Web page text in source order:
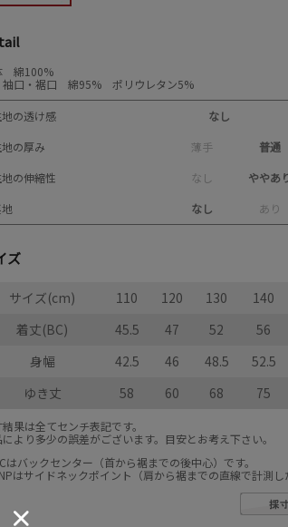
綿100%
袖口・裾口 綿95% ポリウレタン5%
地の透け感 なし
の厚み
薄手 普通
の伸縮性
な し ややあ
なし あ り
ズ
サイズ(cm) 110 120 130 140
着丈(BC)
45.5 47 52 56
身幅
42.5 46 48.5 52.5
ゆき丈
58 60 68 75
果は全てセンチ表記です。
により多少の誤差がございます。目安とお考え下さい。
はバックセンター（首から裾までの後中心）です。
はサイドネックポイント（肩から裾までの直線で計測し